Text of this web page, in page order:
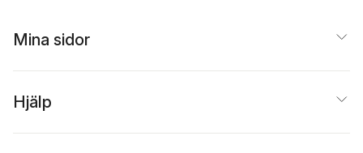
Mina sidor
Hjälp